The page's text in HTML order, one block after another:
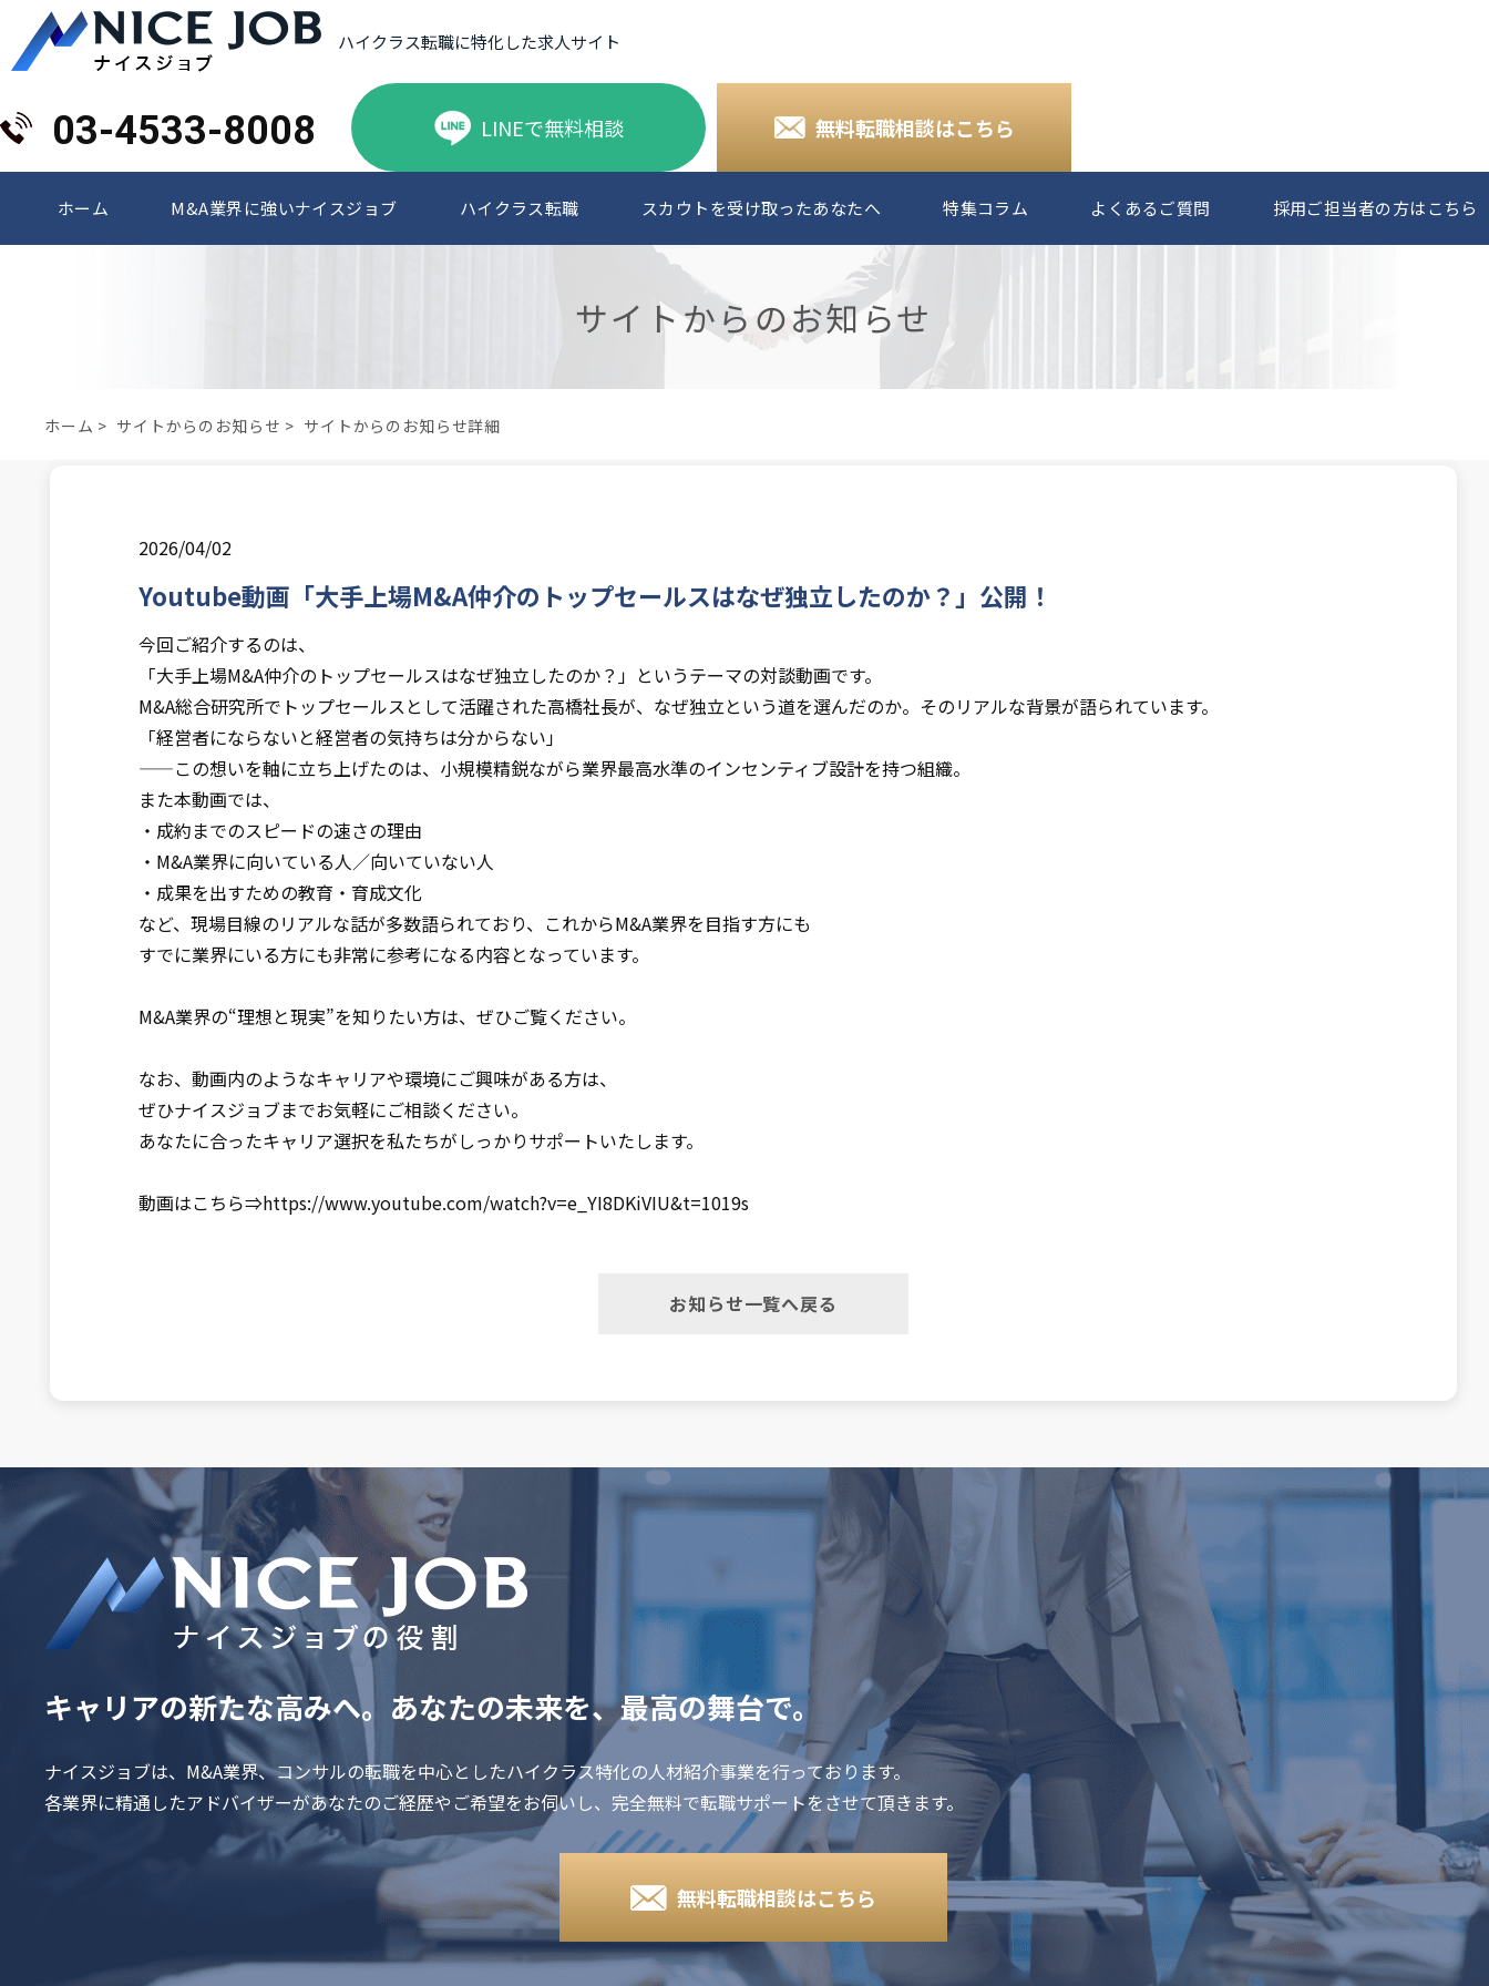
ハイクラス転職に特化した求人サイト
03-4533-8008 LINEで無料相談 無料転職相談はこちら
ホーム M&A業界に強いナイスジョブ ハイクラス転職 スカウトを受け取ったあなたへ 特集コラム よくあるご質問 採用ご担当者の方はこちら
サイトからのお知らせ
ホーム > サイトからのお知らせ > サイトからのお知らせ詳細
2026/04/02
Youtube動画「大手上場M&A仲介のトップセールスはなぜ独立したのか？」公開！
今回ご紹介するのは、
「大手上場M&A仲介のトップセールスはなぜ独立したのか？」というテーマの対談動画です。
M&A総合研究所でトップセールスとして活躍された高橋社長が、なぜ独立という道を選んだのか。そのリアルな背景が語られています。
「経営者にならないと経営者の気持ちは分からない」
——この想いを軸に立ち上げたのは、小規模精鋭ながら業界最高水準のインセンティブ設計を持つ組織。
また本動画では、
・成約までのスピードの速さの理由
・M&A業界に向いている人／向いていない人
・成果を出すための教育・育成文化
など、現場目線のリアルな話が多数語られており、これからM&A業界を目指す方にも
すでに業界にいる方にも非常に参考になる内容となっています。
M&A業界の“理想と現実”を知りたい方は、ぜひご覧ください。
なお、動画内のようなキャリアや環境にご興味がある方は、
ぜひナイスジョブまでお気軽にご相談ください。
あなたに合ったキャリア選択を私たちがしっかりサポートいたします。
動画はこちら⇒https://www.youtube.com/watch?v=e_YI8DKiVIU&t=1019s
お知らせ一覧へ戻る
キャリアの新たな高みへ。 あなたの未来を、最高の舞台で。
ナイスジョブは、M&A業界、コンサルの転職を中心としたハイクラス特化の人材紹介事業を行っております。
各業界に精通したアドバイザーがあなたのご経歴やご希望をお伺いし、完全無料で転職サポートをさせて頂きます。
無料転職相談はこちら